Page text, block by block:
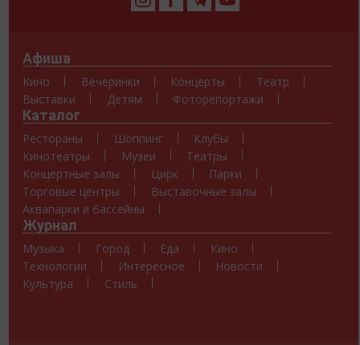
Афиша
Кино Вечеринки Концерты
Театр
Выставки
Детям Фоторепортажи
Каталог
Рестораны Шоппинг
Клубы
Кинотеатры
Музеи
Театры
Концертные залы
Цирк
Парки
Торговые центры
Выставочные залы
Аквапарки и бассейны
Журнал
Музыка Город Еда
Кино
Технологии
Интересное
Новости
Культура
Стиль